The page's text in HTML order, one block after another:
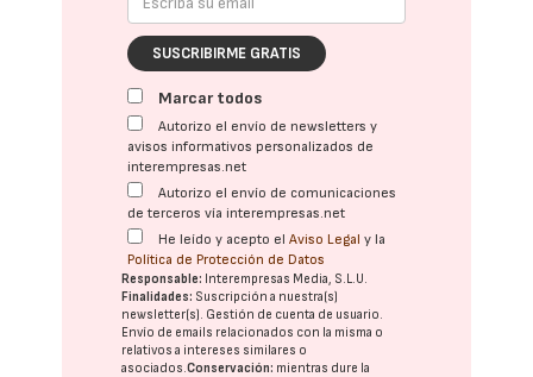
SUSCRIBIRME GRATIS
Marcar todos
Autorizo el envío de newsletters y
avisos informativos personalizados de
interempresas.net
Autorizo el envío de comunicaciones
de terceros vía interempresas.net
He leído y acepto elAviso Legal y la
Política de Protección de Datos
Responsable: Interempresas Media, S.L.U.
Finalidades: Suscripción a nuestra(s)
newsletter(s). Gestión de cuenta de usuario.
Envío de emails relacionados con la misma o
relativos a intereses similares o
asociados.Conservación: mientras dure la